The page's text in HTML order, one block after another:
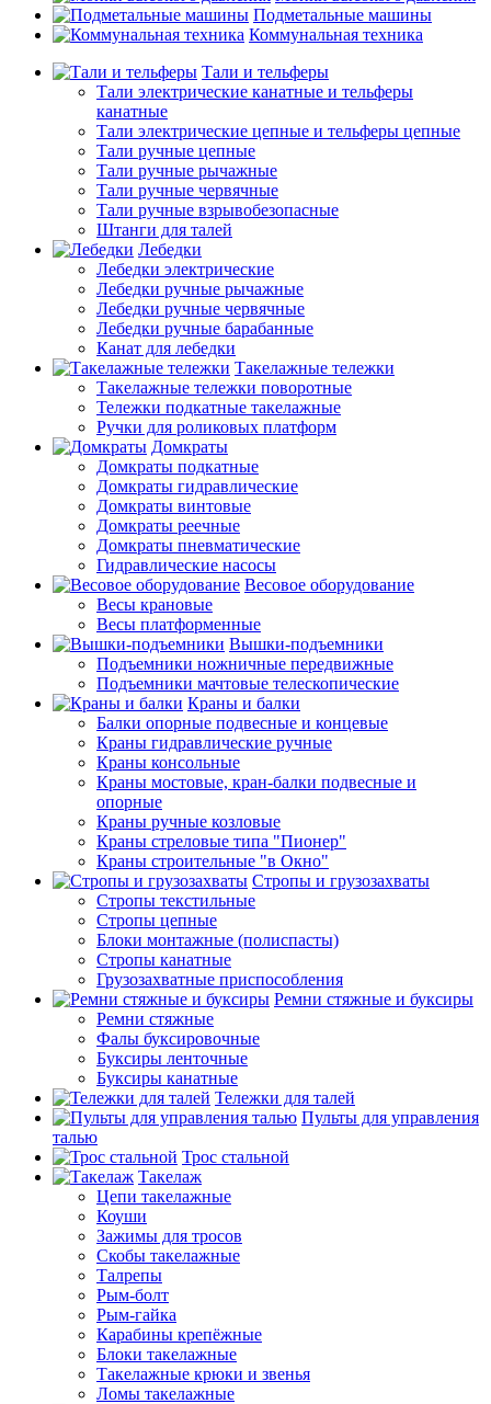
Подметальные машины
Коммунальная техника
Тали и тельферы
Тали электрические канатные и тельферы
канатные
Тали электрические цепные и тельферы цепные
Тали ручные цепные
Тали ручные рычажные
Тали ручные червячные
Тали ручные взрывобезопасные
Штанги для талей
Лебедки
Лебедки электрические
Лебедки ручные рычажные
Лебедки ручные червячные
Лебедки ручные барабанные
Канат для лебедки
Такелажные тележки
Такелажные тележки поворотные
Тележки подкатные такелажные
Ручки для роликовых платформ
Домкраты
Домкраты подкатные
Домкраты гидравлические
Домкраты винтовые
Домкраты реечные
Домкраты пневматические
Гидравлические насосы
Весовое оборудование
Весы крановые
Весы платформенные
Вышки-подъемники
Подъемники ножничные передвижные
Подъемники мачтовые телескопические
Краны и балки
Балки опорные подвесные и концевые
Краны гидравлические ручные
Краны консольные
Краны мостовые, кран-балки подвесные и
опорные
Краны ручные козловые
Краны стреловые типа "Пионер"
Краны строительные "в Окно"
Стропы и грузозахваты
Стропы текстильные
Стропы цепные
Блоки монтажные (полиспасты)
Стропы канатные
Грузозахватные приспособления
Ремни стяжные и буксиры
Ремни стяжные
Фалы буксировочные
Буксиры ленточные
Буксиры канатные
Тележки для талей
Пульты для управления
талью
Трос стальной
Такелаж
Цепи такелажные
Коуши
Зажимы для тросов
Скобы такелажные
Талрепы
Рым-болт
Рым-гайка
Карабины крепёжные
Блоки такелажные
Такелажные крюки и звенья
Ломы такелажные